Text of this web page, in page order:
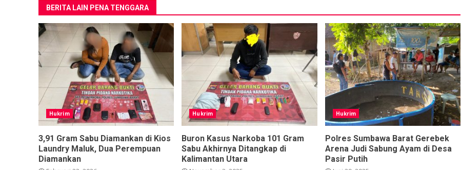
BERITA LAIN PENA TENGGARA
Hukrim
3,91 Gram Sabu Diamankan di Kios
Laundry Maluk, Dua Perempuan
Diamankan
Hukrim
Buron Kasus Narkoba 101 Gram
Sabu Akhirnya Ditangkap di
Kalimantan Utara
Hukrim
Polres Sumbawa Barat Gerebek
Arena Judi Sabung Ayam di Desa
Pasir Putih